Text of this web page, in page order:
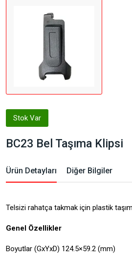
Stok Var
BC23 Bel Taşıma Klipsi
Ürün Detayları Diğer Bilgiler
Telsizi rahatça takmak için plastik
Genel Özellikler
Boyutlar (GxYxD) 124.5×59.2 (mm)